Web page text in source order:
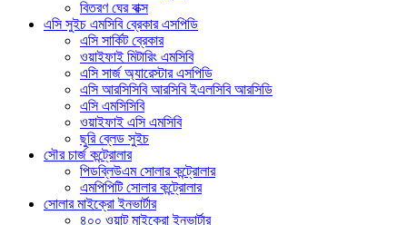
বিতরণ ঘের বাক্স
এসি সুইচ এমসিবি ব্রেকার এসপিডি
এসি সার্কিট ব্রেকার
ওয়াইফাই মিটারিং এমসিবি
এসি সার্জ অ্যারেস্টার এসপিডি
এসি আরসিসিবি আরসিবি ইএলসিবি আরসিডি
এসি এমসিসিবি
ওয়াইফাই এসি এমসিবি
ছুরি ব্লেড সুইচ
সৌর চার্জ কন্ট্রোলার
পিডব্লিউএম সোলার কন্ট্রোলার
এমপিপিটি সোলার কন্ট্রোলার
সোলার মাইক্রো ইনভার্টার
৪০০ ওয়াট মাইক্রো ইনভার্টার